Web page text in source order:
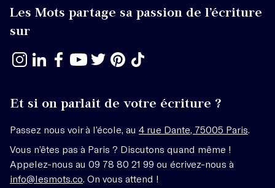
Les Mots partage sa passion de l’écriture
sur
Et si on parlait de votre écriture ?
Passez nous voir à l’école, au 4 rue Dante, 75005 Paris
Vous n’êtes pas à Paris ? Discutons quand même !
Appelez-nous au 09 78 80 21 99 ou écrivez-nous à
info@lesmots.co . On vous attend !